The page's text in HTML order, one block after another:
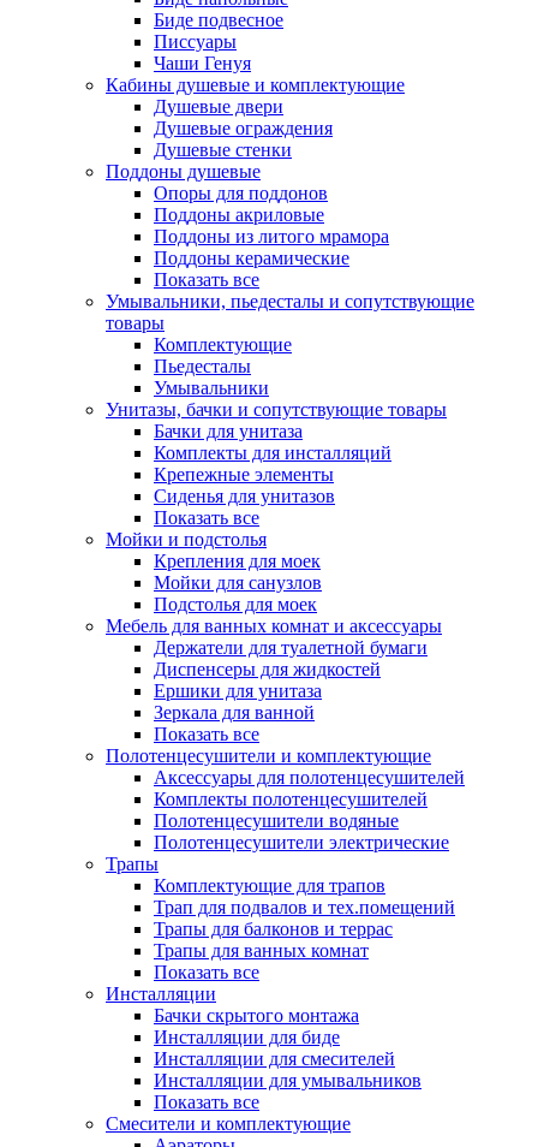
Биде подвесное
Писсуары
Чаши Генуя
Кабины душевые и комплектующие
Душевые двери
Душевые ограждения
Душевые стенки
Поддоны душевые
Опоры для поддонов
Поддоны акриловые
Поддоны из литого мрамора
Поддоны керамические
Показать все
Умывальники, пьедесталы и сопутствующие
товары
Комплектующие
Пьедесталы
Умывальники
Унитазы, бачки и сопутствующие товары
Бачки для унитаза
Комплекты для инсталляций
Крепежные элементы
Сиденья для унитазов
Показать все
Мойки и подстолья
Крепления для моек
Мойки для санузлов
Подстолья для моек
Мебель для ванных комнат и аксессуары
Держатели для туалетной бумаги
Диспенсеры для жидкостей
Ершики для унитаза
Зеркала для ванной
Показать все
Полотенцесушители и комплектующие
Аксессуары для полотенцесушителей
Комплекты полотенцесушителей
Полотенцесушители водяные
Полотенцесушители электрические
Трапы
Комплектующие для трапов
Трап для подвалов и тех.помещений
Трапы для балконов и террас
Трапы для ванных комнат
Показать все
Инсталляции
Бачки скрытого монтажа
Инсталляции для биде
Инсталляции для смесителей
Инсталляции для умывальников
Показать все
Смесители и комплектующие